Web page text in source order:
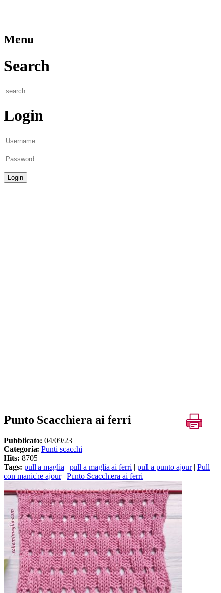
Menu
Search
Login
Punto Scacchiera ai ferri
Pubblicato: 04/09/23
Categoria: Punti scacchi
Hits: 8705
Tags: pull a maglia pull a maglia ai ferri pull a punto ajour| Pull
con maniche ajour| Punto Scacchiera ai ferri